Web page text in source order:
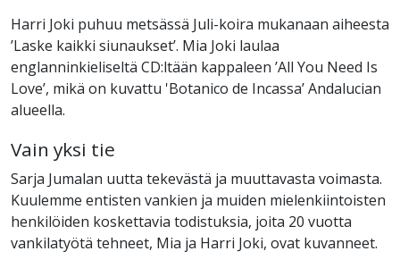
Harri Joki puhuu metsässä Juli-koira mukanaan aiheesta
’Laske kaikki siunaukset’. Mia Joki laulaa
englanninkieliseltä CD:ltään kappaleen ’All You Need Is
Love’, mikä on kuvattu 'Botanico de Incassa’ Andalucian
alueella.
Vain yksi tie
Sarja Jumalan uutta tekevästä ja muuttavasta voimasta.
Kuulemme entisten vankien ja muiden mielenkiintoisten
henkilöiden koskettavia todistuksia, joita 20 vuotta
vankilatyötä tehneet, Mia ja Harri Joki, ovat kuvanneet.